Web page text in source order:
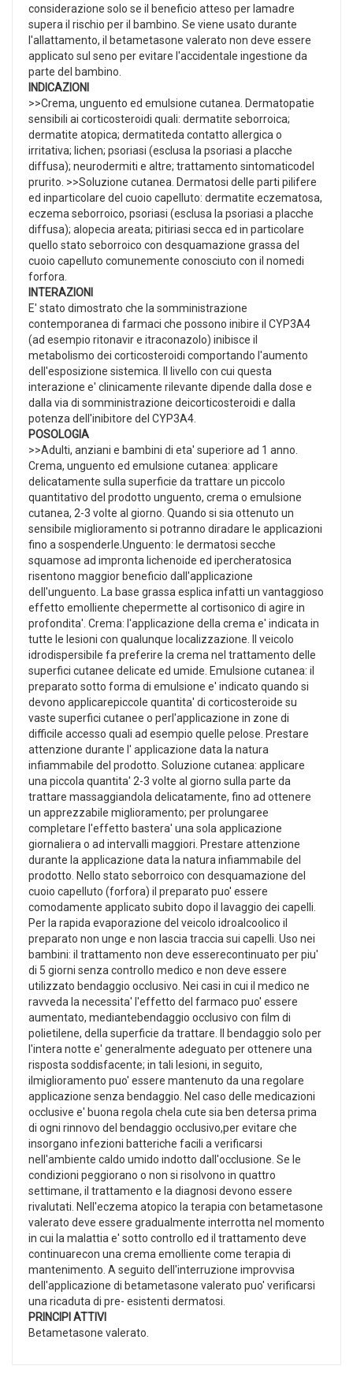
considerazione solo se il beneficio atteso per lamadre
supera il rischio per il bambino. Se viene usato durante
l'allattamento, il betametasone valerato non deve essere
applicato sul seno per evitare l'accidentale ingestione da
parte del bambino.
INDICAZIONI
>>Crema, unguento ed emulsione cutanea. Dermatopatie
sensibili ai corticosteroidi quali: dermatite seborroica;
dermatite atopica; dermatiteda contatto allergica o
irritativa; lichen; psoriasi (esclusa la psoriasi a placche
diffusa); neurodermiti e altre; trattamento sintomaticodel
prurito. >>Soluzione cutanea. Dermatosi delle parti pilifere
ed inparticolare del cuoio capelluto: dermatite eczematosa,
eczema seborroico, psoriasi (esclusa la psoriasi a placche
diffusa); alopecia areata; pitiriasi secca ed in particolare
quello stato seborroico con desquamazione grassa del
cuoio capelluto comunemente conosciuto con il nomedi
forfora.
INTERAZIONI
E' stato dimostrato che la somministrazione
contemporanea di farmaci che possono inibire il CYP3A4
(ad esempio ritonavir e itraconazolo) inibisce il
metabolismo dei corticosteroidi comportando l'aumento
dell'esposizione sistemica. Il livello con cui questa
interazione e' clinicamente rilevante dipende dalla dose e
dalla via di somministrazione deicorticosteroidi e dalla
potenza dell'inibitore del CYP3A4.
POSOLOGIA
>>Adulti, anziani e bambini di eta' superiore ad 1 anno.
Crema, unguento ed emulsione cutanea: applicare
delicatamente sulla superficie da trattare un piccolo
quantitativo del prodotto unguento, crema o emulsione
cutanea, 2-3 volte al giorno. Quando si sia ottenuto un
sensibile miglioramento si potranno diradare le applicazioni
fino a sospenderle.Unguento: le dermatosi secche
squamose ad impronta lichenoide ed ipercheratosica
risentono maggior beneficio dall'applicazione
dell'unguento. La base grassa esplica infatti un vantaggioso
effetto emolliente chepermette al cortisonico di agire in
profondita'. Crema: l'applicazione della crema e' indicata in
tutte le lesioni con qualunque localizzazione. Il veicolo
idrodispersibile fa preferire la crema nel trattamento delle
superfici cutanee delicate ed umide. Emulsione cutanea: il
preparato sotto forma di emulsione e' indicato quando si
devono applicarepiccole quantita' di corticosteroide su
vaste superfici cutanee o perl'applicazione in zone di
difficile accesso quali ad esempio quelle pelose. Prestare
attenzione durante l' applicazione data la natura
infiammabile del prodotto. Soluzione cutanea: applicare
una piccola quantita' 2-3 volte al giorno sulla parte da
trattare massaggiandola delicatamente, fino ad ottenere
un apprezzabile miglioramento; per prolungaree
completare l'effetto bastera' una sola applicazione
giornaliera o ad intervalli maggiori. Prestare attenzione
durante la applicazione data la natura infiammabile del
prodotto. Nello stato seborroico con desquamazione del
cuoio capelluto (forfora) il preparato puo' essere
comodamente applicato subito dopo il lavaggio dei capelli.
Per la rapida evaporazione del veicolo idroalcoolico il
preparato non unge e non lascia traccia sui capelli. Uso nei
bambini: il trattamento non deve esserecontinuato per piu'
di 5 giorni senza controllo medico e non deve essere
utilizzato bendaggio occlusivo. Nei casi in cui il medico ne
ravveda la necessita' l'effetto del farmaco puo' essere
aumentato, mediantebendaggio occlusivo con film di
polietilene, della superficie da trattare. Il bendaggio solo per
l'intera notte e' generalmente adeguato per ottenere una
risposta soddisfacente; in tali lesioni, in seguito,
ilmiglioramento puo' essere mantenuto da una regolare
applicazione senza bendaggio. Nel caso delle medicazioni
occlusive e' buona regola chela cute sia ben detersa prima
di ogni rinnovo del bendaggio occlusivo,per evitare che
insorgano infezioni batteriche facili a verificarsi
nell'ambiente caldo umido indotto dall'occlusione. Se le
condizioni peggiorano o non si risolvono in quattro
settimane, il trattamento e la diagnosi devono essere
rivalutati. Nell'eczema atopico la terapia con betametasone
valerato deve essere gradualmente interrotta nel momento
in cui la malattia e' sotto controllo ed il trattamento deve
continuarecon una crema emolliente come terapia di
mantenimento. A seguito dell'interruzione improvvisa
dell'applicazione di betametasone valerato puo' verificarsi
una ricaduta di pre- esistenti dermatosi.
PRINCIPI ATTIVI
Betametasone valerato.